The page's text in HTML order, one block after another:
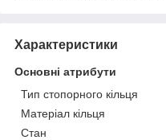
Характеристики
Основні атрибути
Тип стопорного кільця
Матеріал кільця
Стан